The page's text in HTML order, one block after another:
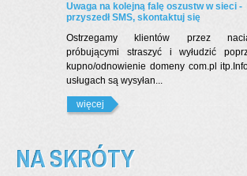
Uwaga na kolejną falę oszustw w sieci -
przyszedł SMS, skontaktuj się
Ostrzegamy klientów przez
próbującymi straszyć i wyłudzić
kupno/odnowienie domeny com.pl
usługach są wysyłan...
więcej
NA SKRÓTY